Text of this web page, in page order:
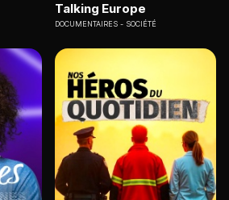
Talking Europe
DOCUMENTAIRES SOCIÉTÉ